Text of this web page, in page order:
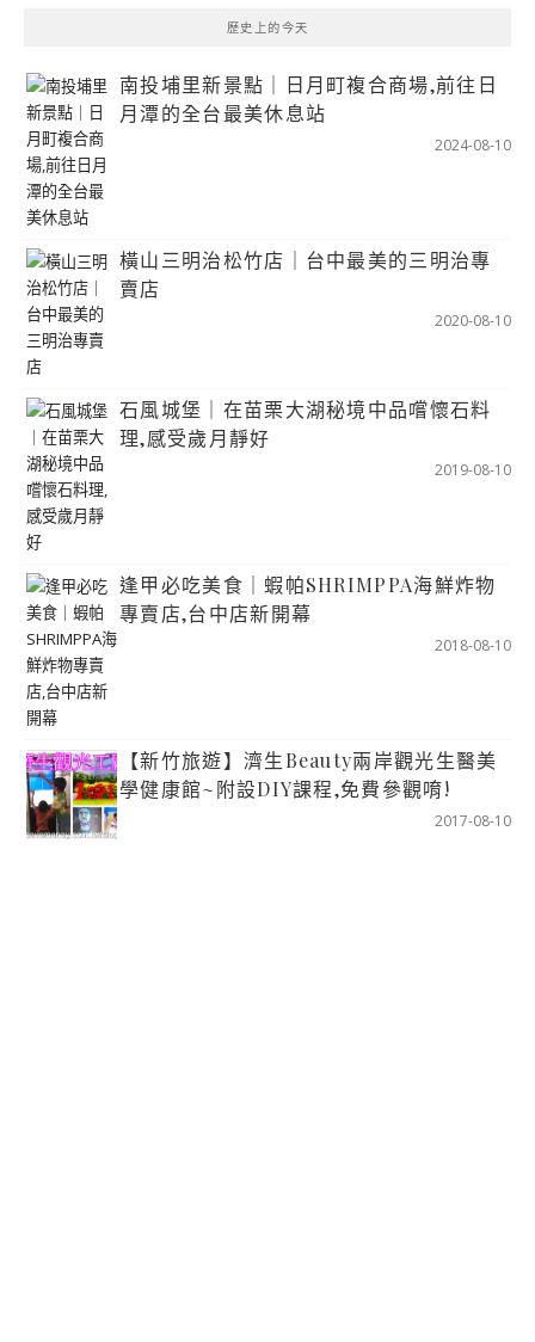
歷史上的今天
南投埔里新景點｜日月町複合商場,前往日
月潭的全台最美休息站
2024-08-10
橫山三明治松竹店｜台中最美的三明治專
賣店
2020-08-10
石風城堡｜在苗栗大湖秘境中品嚐懷石料
理,感受歲月靜好
2019-08-10
逢甲必吃美食｜蝦帕SHRIMPPA海鮮炸物
專賣店,台中店新開幕
2018-08-10
【新竹旅遊】濟生Beauty兩岸觀光生醫美
學健康館~附設DIY課程,免費參觀唷!
2017-08-10